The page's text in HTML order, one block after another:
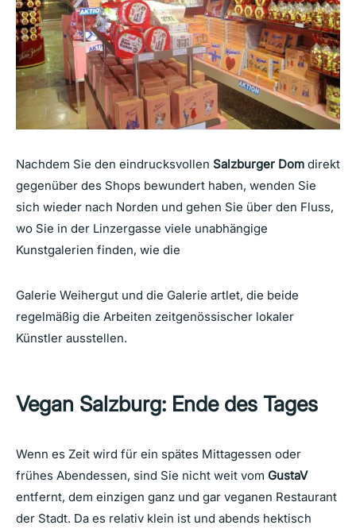
Nachdem Sie den eindrucksvollen Salzburger Dom direkt
gegenüber des Shops bewundert haben, wenden Sie
sich wieder nach Norden und gehen Sie über den Fluss,
wo Sie in der Linzergasse viele unabhängige
Kunstgalerien finden, wie die
Galerie Weihergut und die Galerie artlet, die beide
regelmäßig die Arbeiten zeitgenössischer lokaler
Künstler ausstellen.
Vegan Salzburg: Ende des Tages
Wenn es Zeit wird für ein spätes Mittagessen oder
frühes Abendessen, sind Sie nicht weit vom GustaV
entfernt, dem einzigen ganz und gar veganen Restaurant
der Stadt. Da es relativ klein ist und abends hektisch